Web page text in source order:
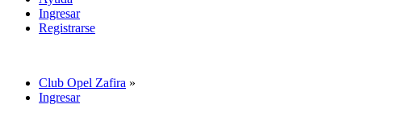
Ingresar
Registrarse
Club Opel Zafira »
Ingresar